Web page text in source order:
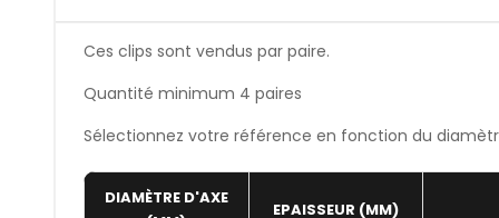
Ces clips sont vendus par paire.
Quantité minimum 4 paires
Sélectionnez votre référence en fonction du
DIAMÈTRE D'AXE
EPAISSEUR (MM)